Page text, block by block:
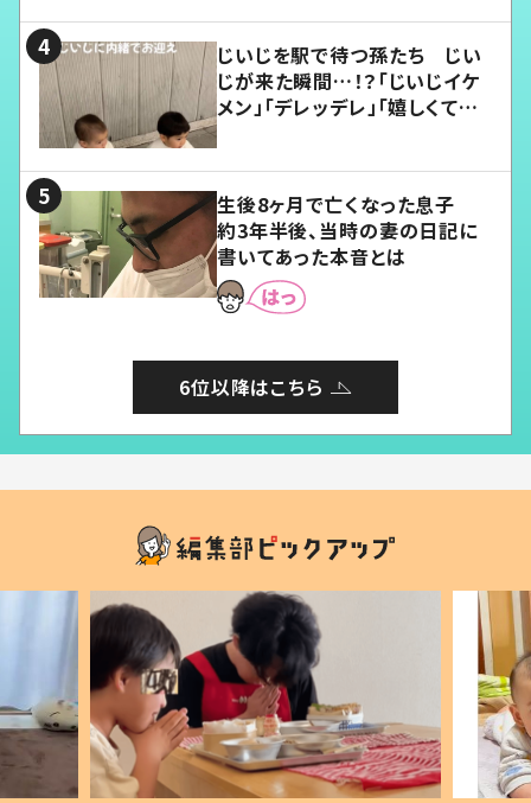
じいじを駅で待つ孫たち じい
じが来た瞬間…！？「じいじイケ
メン」「デレッデレ」「嬉しくて可
生後8ヶ月で亡くなった息子
約3年半後、当時の妻の日記に
書いてあった本音とは
6位以降はこちら